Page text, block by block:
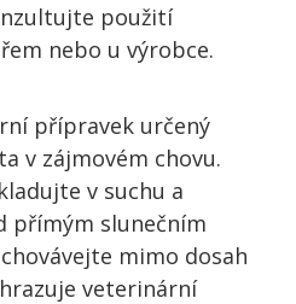
použití
nebo u výrobce.
přípravek určený
v zájmovém chovu.
v suchu a
přímým slunečním
mimo dosah
veterinární